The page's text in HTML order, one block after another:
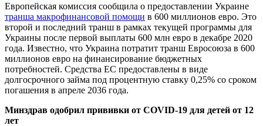
Европейская комиссия сообщила о предоставлении Украине
транша макрофинансовой помощи в 600 миллионов евро. Это
второй и последний транш в рамках текущей программы для
Украины после первой выплаты 600 млн евро в декабре 2020
года. Известно, что Украина потратит транш Евросоюза в 600
миллионов евро на финансирование бюджетных
потребностей. Средства ЕС предоставлены в виде
долгосрочного займа под процентную ставку 0,25% со сроком
погашения в апреле 2036 года.
Минздрав одобрил прививки от COVID-19 для детей от 12
лет